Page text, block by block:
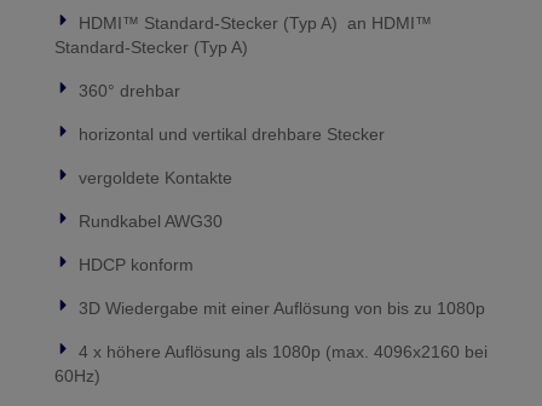
HDMI™ Standard-Stecker (Typ A) an HDMI™
Standard-Stecker (Typ A)
360° drehbar
horizontal und vertikal drehbare Stecker
vergoldete Kontakte
Rundkabel AWG30
HDCP konform
3D Wiedergabe mit einer Auflösung von bis zu 1080p
4 x höhere Auflösung als 1080p (max. 4096x2160 bei
60Hz)